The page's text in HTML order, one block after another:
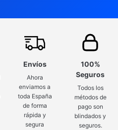
Envíos
Ahora
enviamos a
toda España
de forma
rápida y
segura
100%
Seguros
Todos los
métodos de
pago son
blindados y
seguros.